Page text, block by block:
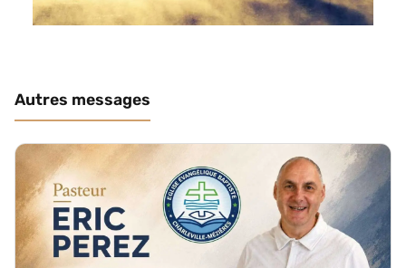
Autres messages